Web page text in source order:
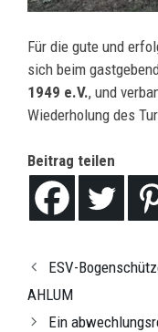
Für die gute und
sich beim
1949 e.V., und
Wiederholung des
Beitrag teilen
ESV-
AHLUM
Ein